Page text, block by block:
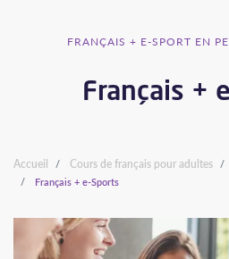
FRANÇAIS + E-SPORT EN
Français +
Accueil Cours de français pour adultes
Français + e-Sports